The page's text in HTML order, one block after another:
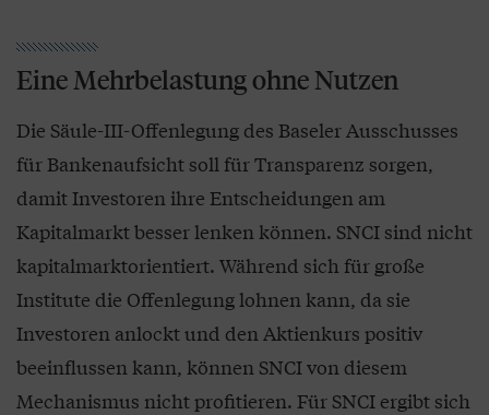
Eine Mehrbelastung ohne Nutzen
Die Säule-III-Offenlegung des Baseler Ausschusses
für Bankenaufsicht soll für Transparenz sorgen,
damit Investoren ihre Entscheidungen am
Kapitalmarkt besser lenken können. SNCI sind nicht
kapitalmarktorientiert. Während sich für große
Institute die Offenlegung lohnen kann, da sie
Investoren anlockt und den Aktienkurs positiv
beeinflussen kann, können SNCI von diesem
Mechanismus nicht profitieren. Für SNCI ergibt sich